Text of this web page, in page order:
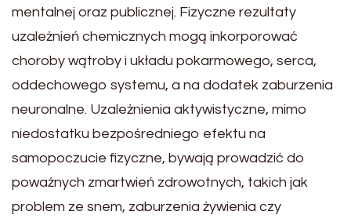
mentalnej oraz publicznej. Fizyczne rezultaty
uzależnień chemicznych mogą inkorporować
choroby wątroby i układu pokarmowego, serca,
oddechowego systemu, a na dodatek zaburzenia
neuronalne. Uzależnienia aktywistyczne, mimo
niedostatku bezpośredniego efektu na
samopoczucie fizyczne, bywają prowadzić do
poważnych zmartwień zdrowotnych, takich jak
problem ze snem, zaburzenia żywienia czy